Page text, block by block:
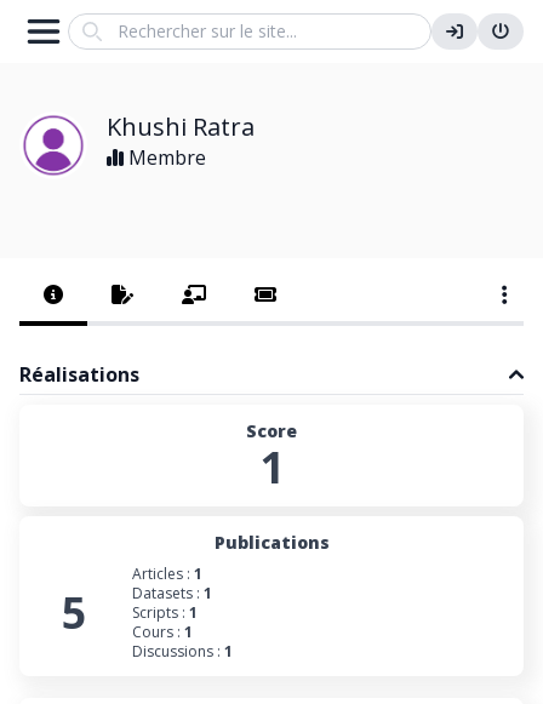
Search
Khushi Ratra
Membre
Réalisations
Score
1
Publications
5
Articles : 1
Datasets : 1
Scripts : 1
Cours : 1
Discussions : 1